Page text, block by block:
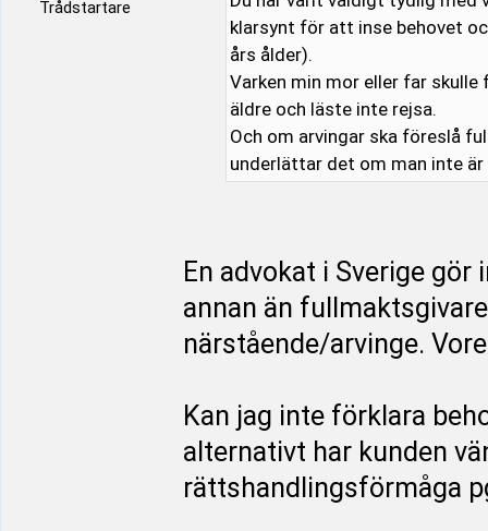
Trådstartare
klarsynt för att inse behovet
års ålder).
Varken min mor eller far
äldre och läste inte rejsa.
Och om arvingar ska föreslå
underlättar det om man inte är
En advokat i Sverige
annan än
närstående/arvinge.
Kan jag inte förklara
alternativt har kunden
rättshandlingsförmåga